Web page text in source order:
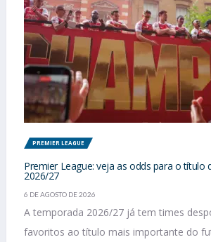
PREMIER LEAGUE
Premier League: veja as odds para o título
2026/27
6 DE AGOSTO DE 2026
A temporada 2026/27 já tem times
favoritos ao título mais importante do